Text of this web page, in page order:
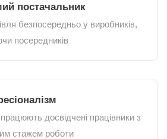
постачальник
безпосередньо у виробників,
посередників
досвідчені працівники з
стажем роботи